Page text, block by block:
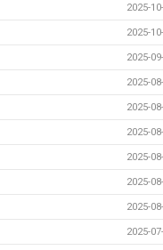
2025-
2025-
2025-
2025-
2025-
2025-
2025-
2025-
2025-
2025-